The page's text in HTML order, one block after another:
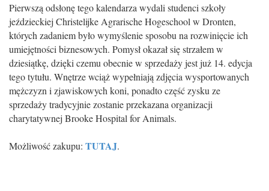
Pierwszą odsłonę tego kalendarza wydali studenci szkoły
jeździeckiej Christelijke Agrarische Hogeschool w Dronten,
których zadaniem było wymyślenie sposobu na rozwinięcie ich
umiejętności biznesowych. Pomysł okazał się strzałem w
dziesiątkę, dzięki czemu obecnie w sprzedaży jest już 14. edycja
tego tytułu. Wnętrze wciąż wypełniają zdjęcia wysportowanych
mężczyzn i zjawiskowych koni, ponadto część zysku ze
sprzedaży tradycyjnie zostanie przekazana organizacji
charytatywnej Brooke Hospital for Animals.
Możliwość zakupu: TUTAJ.